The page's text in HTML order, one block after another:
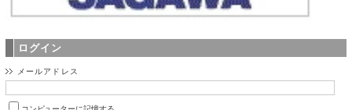
ログイン
メールアドレス